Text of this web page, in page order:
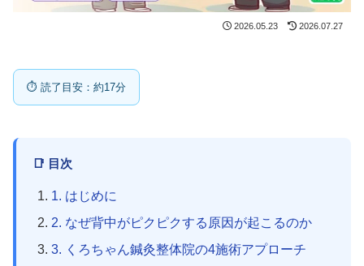
2026.05.23 2026.07.27
⏱ 読了目安：約17分
📑 目次
1. はじめに
2. なぜ背中がピクピクする原因が起こるのか
3. くろちゃん鍼灸整体院の4施術アプローチ